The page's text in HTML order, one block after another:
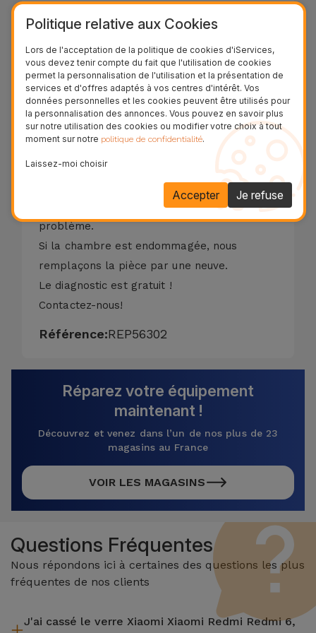
- Photographies avec de petites taches;
- Photographies avec feux rouges;
- L'appareil photo ne fait pas la mise au
point;
- Caméra avec image inversée;
- Chambre à Risques;
- Caméra avec image déformée.
Il y a souvent des impuretés qui ne
permettent pas une bonne capture d'image
ou une bonne mise au point. Dans ces cas,
une simple intervention technique, résout le
problème.
Si la chambre est endommagée, nous
remplaçons la pièce par une neuve.
Le diagnostic est gratuit !
Contactez-nous!
Référence:REP56302
Réparez votre équipement
maintenant !
Découvrez et venez dans l’un de nos plus de 23
magasins au France
VOIR LES MAGASINS
Questions Fréquentes
Nous répondons ici à certaines des questions les plus
fréquentes de nos clients
J'ai cassé le verre Xiaomi Xiaomi Redmi Redmi 6,
Politique relative aux Cookies
Lors de l'acceptation de la politique de cookies d'iServices,
vous devez tenir compte du fait que l'utilisation de cookies
permet la personnalisation de l'utilisation et la présentation de
services et d'offres adaptés à vos centres d'intérêt. Vos
données personnelles et les cookies peuvent être utilisés pour
la personnalisation des annonces. Vous pouvez en savoir plus
sur notre utilisation des cookies ou modifier votre choix à tout
moment sur notre politique de confidentialité.
Laissez-moi choisir
Je refuse
Accepter